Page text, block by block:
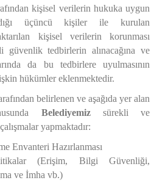
kişisel verilerin hukuka uygun
üçüncü kişiler ile kurulan
kişisel verilerin korunması
güvenlik tedbirlerin alınacağına ve
da bu tedbirlere uyulmasının
hükümler eklenmektedir.
belirlenen ve aşağıda yer alan
Belediyemizsürekli ve
yapmaktadır:
Envanteri Hazırlanması
(Erişim, Bilgi Güvenliği,
ve İmha vb.)